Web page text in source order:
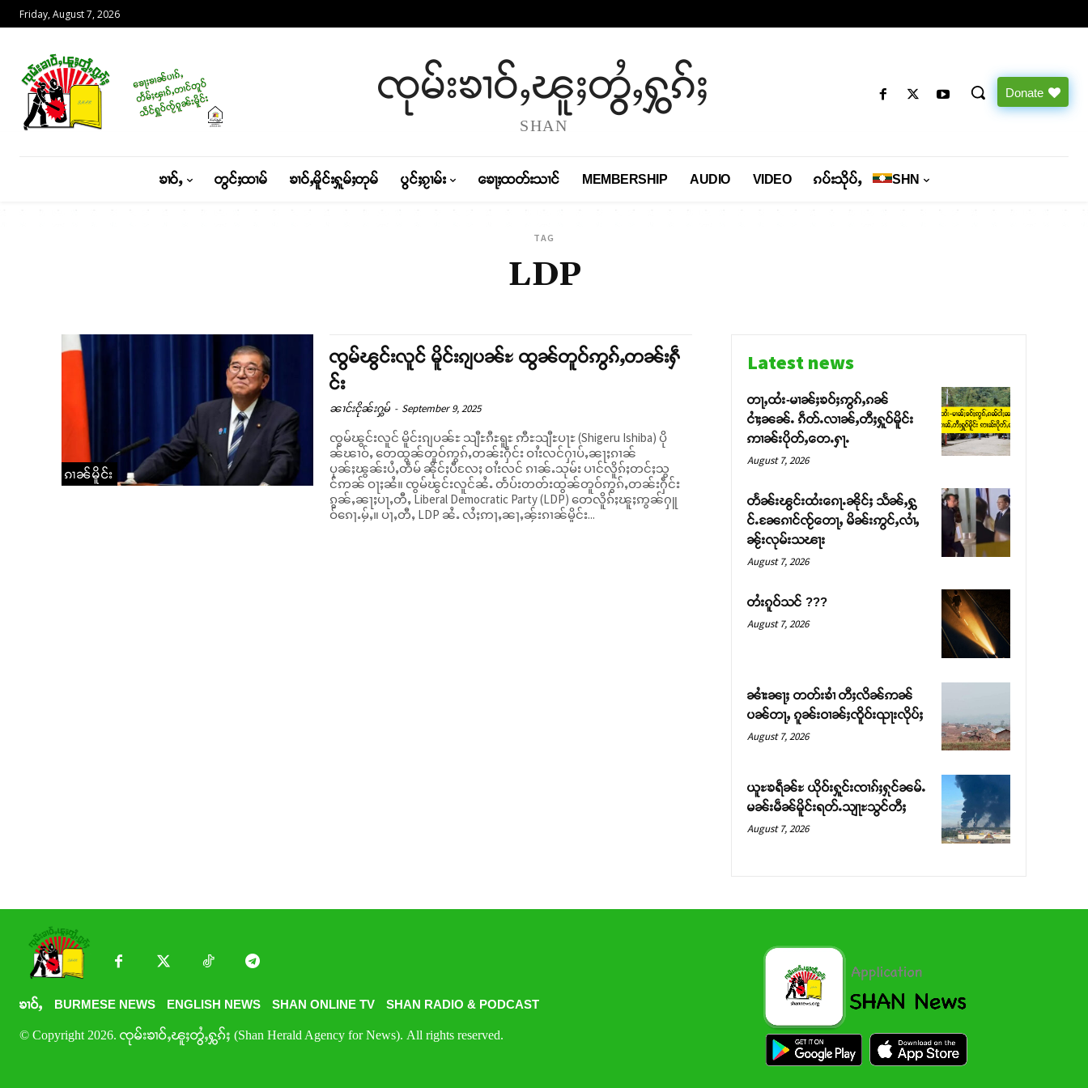
Friday, August 7, 2026
ၸုမ်းၶၢဝ်ႇၽူႈတွႆႇႁွၵ်ႈ
SHAN
Donate
ၶၢဝ်ႇ တွင်ႈထၢမ် ၶၢဝ်ႇမိူင်းႁူမ်ႈတုမ် ပွင်ႈၵႂၢမ်း ၶေႃႈထတ်းသၢင် MEMBERSHIP AUDIO VIDEO ၵပ်းသိုပ်ႇ SHN
TAG
LDP
ၵၢၼ်မိူင်း
ၸွမ်ၽွင်းလူင် မိူင်းၵျပၼ်ႊ ထွၼ်တူဝ်ဢွၵ်ႇတၼ်းႁဵ
င်း
ၼၢင်းငိုၼ်းႁွမ် - September 9, 2025
ၸွမ်ၽွင်းလူင် မိူင်းၵျပၼ်ႊ သျီႊၵီႊရူႊ ဢီႊသျီႊပႃႊ (Shigeru Ishiba) ပို
ၼ်ၽၢဝ်ႇ တေထွၼ်တူဝ်ဢွၵ်ႇတၼ်းႁဵင်း ဝၢႆးလင်ႁၢပ်ႇၼႃႈၵၢၼ်
ပုၼ်ႈၽွၼ်းပႆႇတဵမ် ၼိုင်ႈပီလႄႈ ဝၢႆးလင် ၵၢၼ်ႉသုမ်း ပၢင်လိူၵ်ႈတင်ႈသွ
င်ဢၼ် ဝႃႈၼႆ။ ၸွမ်ၽွင်းလူင်ၼႆႉ တႅပ်းတတ်းထွၼ်တူဝ်ဢွၵ်ႇတၼ်းႁဵင်း
ၵွၼ်ႇၼႃႈပႃႇတီႇ Liberal Democratic Party (LDP) တေလိူၵ်ႈၽူႈဢွၼ်ႁူ
ဝ်ၵေႃႉမႂ်ႇ။ ပႃႇတီႇ LDP ၼႆႉ လႆႈဢႃႇၼႃႇၼႂ်းၵၢၼ်မိူင်း...
Latest news
တႃႇထႆး-မၢၼ်ႈၶဝ်ႈဢွၵ်ႇၵၼ်
ငၢႆႈၼၼ်ႉ ၵဵတ်ႉလၢၼ်ႇတီႈႁူဝ်မိူင်း
ဢၢၼ်းပိုတ်ႇတေႉႁႃႉ
August 7, 2026
တႅၼ်းၽွင်းထႆးၵေႃႉၼိုင်ႈ သႅၼ်ႇႁွ
င်ႉၼႄၵၢင်ၸႂ်တေႃႇ မိၼ်းဢွင်ႇလၢႆႇ
ၼႂ်းလုမ်းသၽႃး
August 7, 2026
တႆးၵူဝ်သင် ???
August 7, 2026
ၼၢႆးၼႃႈ တတ်းၶၢႆ တီႈလိၼ်ဢၼ်
ပၼ်တႃႇ ၵူၼ်းဝၢၼ်ႈၸိူဝ်းၺႃးလိုပ်ႈ
August 7, 2026
ယူႊၶရဵၼ်ႊ ယိုဝ်းႁူင်းၸၢၵ်ႈႁုင်ၼမ်ႉ
မၼ်းမဵၼ်မိူင်းရတ်ႉသျႃႊသွင်တီႈ
August 7, 2026
ၶၢဝ်ႇ BURMESE NEWS ENGLISH NEWS SHAN ONLINE TV SHAN RADIO & PODCAST
© Copyright 2026. ၸုမ်းၶၢဝ်ႇၽူႈတွႆႇႁွၵ်ႈ (Shan Herald Agency for News). All rights reserved.